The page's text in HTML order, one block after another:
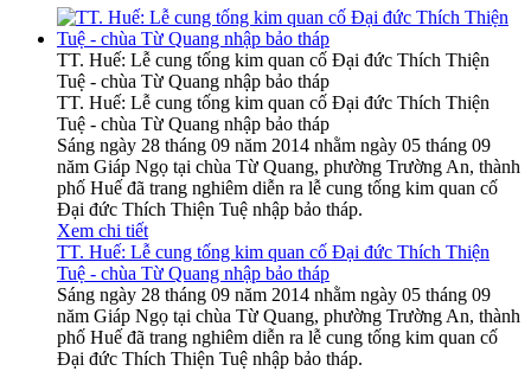
TT. Huế: Lễ cung tống kim quan cố Đại đức Thích Thiện
Tuệ - chùa Từ Quang nhập bảo tháp
TT. Huế: Lễ cung tống kim quan cố Đại đức Thích Thiện
Tuệ - chùa Từ Quang nhập bảo tháp
Sáng ngày 28 tháng 09 năm 2014 nhằm ngày 05 tháng 09
năm Giáp Ngọ tại chùa Từ Quang, phường Trường An, thành
phố Huế đã trang nghiêm diễn ra lễ cung tống kim quan cố
Đại đức Thích Thiện Tuệ nhập bảo tháp.
Xem chi tiết
TT. Huế: Lễ cung tống kim quan cố Đại đức Thích Thiện
Tuệ - chùa Từ Quang nhập bảo tháp
Sáng ngày 28 tháng 09 năm 2014 nhằm ngày 05 tháng 09
năm Giáp Ngọ tại chùa Từ Quang, phường Trường An, thành
phố Huế đã trang nghiêm diễn ra lễ cung tống kim quan cố
Đại đức Thích Thiện Tuệ nhập bảo tháp.